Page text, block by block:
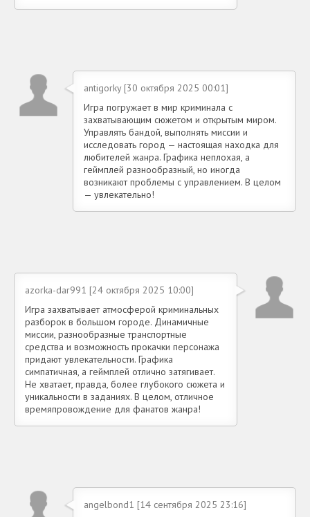
antigorky [30 октября 2025 00:01]
Игра погружает в мир криминала с
захватывающим сюжетом и открытым миром.
Управлять бандой, выполнять миссии и
исследовать город — настоящая находка для
любителей жанра. Графика неплохая, а
геймплей разнообразный, но иногда
возникают проблемы с управлением. В целом
— увлекательно!
azorka-dar991 [24 октября 2025 10:00]
Игра захватывает атмосферой криминальных
разборок в большом городе. Динамичные
миссии, разнообразные транспортные
средства и возможность прокачки персонажа
придают увлекательности. Графика
симпатичная, а геймплей отлично затягивает.
Не хватает, правда, более глубокого сюжета и
уникальности в заданиях. В целом, отличное
времяпровождение для фанатов жанра!
angelbond1 [14 сентября 2025 23:16]